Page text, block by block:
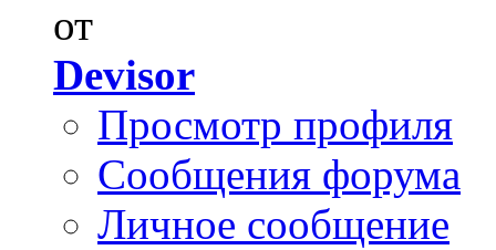
от
Devisor
Просмотр профиля
Сообщения форума
Личное сообщение